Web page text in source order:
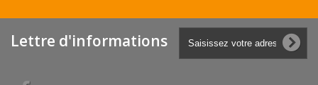
Lettre d'informations